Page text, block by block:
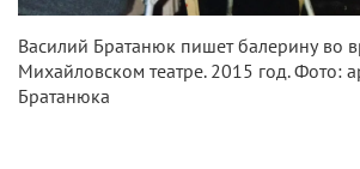
Василий Братанюк пишет балерину во
Михайловском театре. 2015 год. Фото:
Братанюка